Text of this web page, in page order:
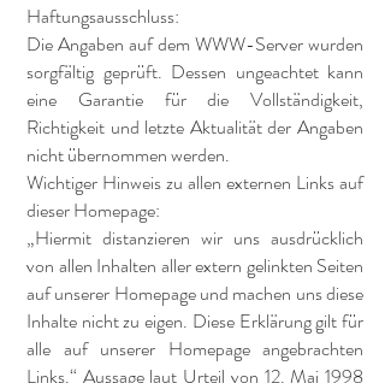
Haftungsausschluss:
Die Angaben auf dem WWW-Server wurden
sorgfältig geprüft. Dessen ungeachtet kann
eine Garantie für die Vollständigkeit,
Richtigkeit und letzte Aktualität der Angaben
nicht übernommen werden.
Wichtiger Hinweis zu allen externen Links auf
dieser Homepage:
„Hiermit distanzieren wir uns ausdrücklich
von allen Inhalten aller extern gelinkten Seiten
auf unserer Homepage und machen uns diese
Inhalte nicht zu eigen. Diese Erklärung gilt für
alle auf unserer Homepage angebrachten
Links.“ Aussage laut Urteil von 12. Mai 1998